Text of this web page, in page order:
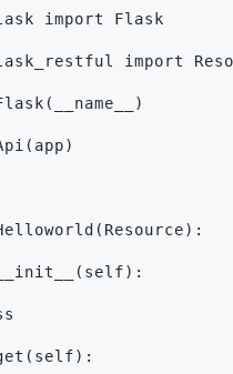
import Flask
import